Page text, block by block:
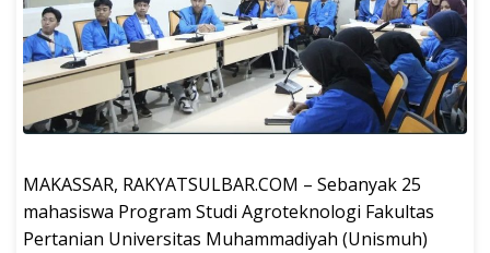
MAKASSAR, RAKYATSULBAR.COM – Sebanyak 25
mahasiswa Program Studi Agroteknologi Fakultas
Pertanian Universitas Muhammadiyah (Unismuh)